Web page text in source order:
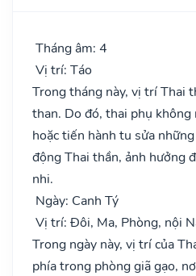
Tháng âm: 4
Vị trí: Táo
Trong tháng này, vị trí Thai
than. Do đó, thai phụ
hoặc tiến hành tu sửa
động Thai thần, ảnh hưởng
nhi.
Ngày: Canh Tý
Vị trí: Đôi, Ma, Phòng, nội
Trong ngày này, vị trí của
phía trong phòng giã gạo,